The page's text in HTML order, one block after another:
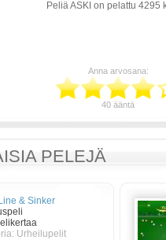
Peliä ASKI on pelattu 4295
Anna arvosana:
40 ääntä
PELEJÄ
& Sinker
Urheilupelit